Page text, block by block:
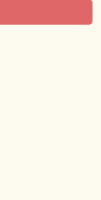
原線新那加駅
001210-0。
（各務原市資
年。